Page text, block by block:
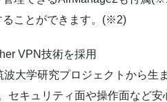
ることができます。(※2)
VPN技術を採用
大学研究プロジェクトから生
セキュリティ面や操作面など安